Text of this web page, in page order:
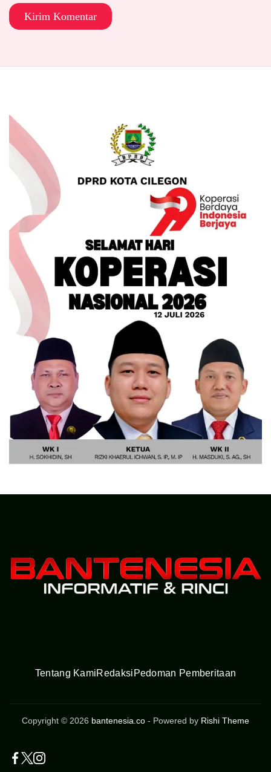
Tentang KamiRedaksi Pedoman Pemberitaan
Copyright © 2026 bantenesia.co - Powered by Rishi Theme